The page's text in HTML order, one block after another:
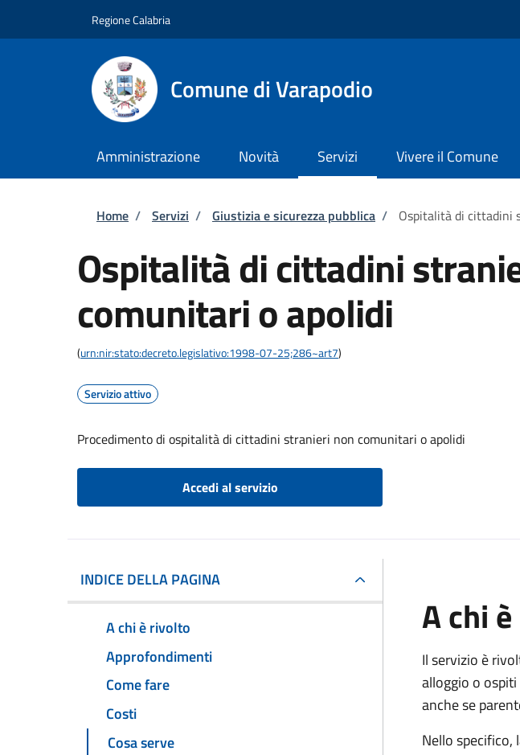
Regione Calabria
Comune di Varapodio
Amministrazione Novità Servizi Vivere il Comune
Briciole di pane
Home / Servizi / Giustizia e sicurezza pubblica / Ospitalità di cittadini
Ospitalità di cittadini
comunitari o apolidi
(urn:nir:stato:decreto.legislativo:1998-07-25;286~art7)
Servizio attivo
Procedimento di ospitalità di cittadini stranieri non comunitari o apolidi
Accedi al servizio
INDICE DELLA PAGINA
A chi è rivolto
Approfondimenti
Come fare
Costi
Cosa serve
A chi
Il servizio è
alloggio o
anche se
Nello specifico,